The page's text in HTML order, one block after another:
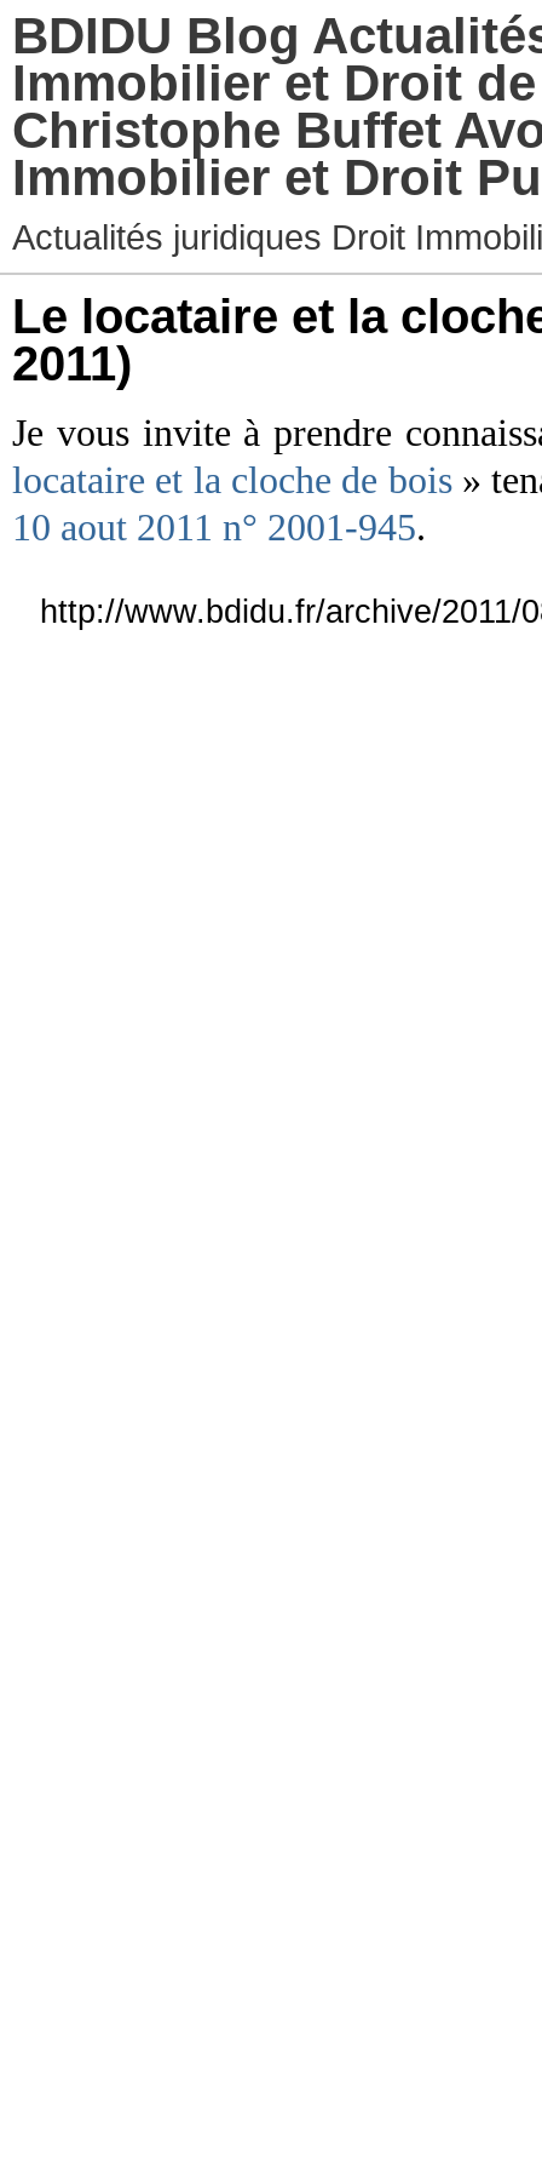
BDIDU Blog
Immobilier et Droit
Christophe Buffet
Immobilier et Droit
Actualités juridiques Droit
Le locataire et la
2011)
Je vous invite à prendre
locataire et la cloche de bois»
10 aout 2011 n° 2001-945.
http://www.bdidu.fr/archive/2011/